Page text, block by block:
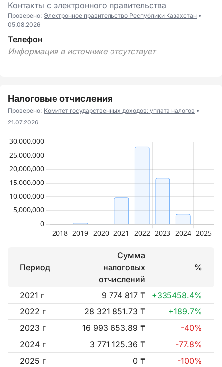
Контакты с электронного правительства
Проверено: Электронное правительство Республики Казахстан
05.08.2026
Телефон
Информация в источнике отсутствует
Налоговые отчисления
Проверено: Комитет государственных доходов: уплата налогов
21.07.2026
Период
Сумма
налоговых
отчислений
%
2021 г 9 774 817 ₸
+335458.4%
2022 г
28 321 851.73 ₸
+189.7%
2023 г
16 993 653.89 ₸
-40%
2024 г
3 771 125.36 ₸
-77.8%
2025 г
0 ₸ -100%